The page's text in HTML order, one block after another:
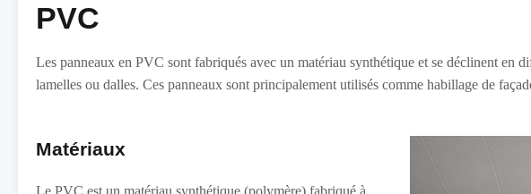
PVC
Les panneaux en PVC sont fabriqués avec un matériau synthétique et se déclinent en
lamelles ou dalles. Ces panneaux sont principalement utilisés comme habillage de
Matériaux
Le PVC est un matériau synthétique (polymère) fabriqué à